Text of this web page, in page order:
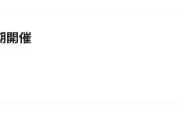
開催